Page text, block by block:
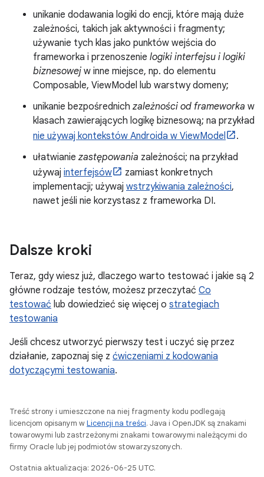
unikanie dodawania logiki do encji, które mają duże
zależności, takich jak aktywności i fragmenty;
używanie tych klas jako punktów wejścia do
frameworka i przenoszenie logiki interfejsu i logiki
biznesowej w inne miejsce, np. do elementu
Composable, ViewModel lub warstwy domeny;
unikanie bezpośrednich zależności od frameworka w
klasach zawierających logikę biznesową; na przykład
nie używaj kontekstów Androida w ViewModel
.
ułatwianie zastępowania zależności; na przykład
używaj interfejsów
zamiast konkretnych
implementacji; używaj wstrzykiwania zależności,
nawet jeśli nie korzystasz z frameworka DI.
Dalsze kroki
Teraz, gdy wiesz już, dlaczego warto testować i jakie są 2
główne rodzaje testów, możesz przeczytać Co
testować lub dowiedzieć się więcej o strategiach
testowania
Jeśli chcesz utworzyć pierwszy test i uczyć się przez
działanie, zapoznaj się z ćwiczeniami z kodowania
dotyczącymi testowania.
Treść strony i umieszczone na niej fragmenty kodu podlegają
licencjom opisanym wLicencji na treści. Java i OpenJDK są znakami
towarowymi lub zastrzeżonymi znakami towarowymi należącymi do
firmy Oracle lub jej podmiotów stowarzyszonych.
Ostatnia aktualizacja: 2026-06-25 UTC.